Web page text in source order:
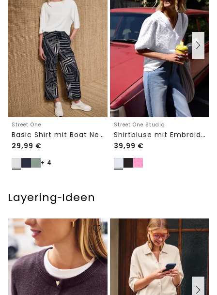
Street One
Basic Shirt mit Boat Neck und Elastikbund
29,99 €
+ 4
Street One Studio
Shirtbluse mit Embroidery-Front
39,99 €
Layering‑Ideen